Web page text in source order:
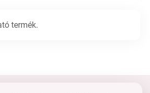
termék.